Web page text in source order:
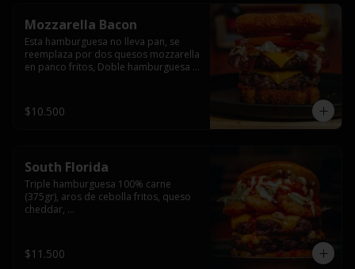
Mozzarella Bacon
Esta hamburguesa no lleva pan, se
reemplaza por dos quesos mozzarella
en panco fritos, Doble hamburguesa
salsa BBQ acompañado de papas
fritas.
$10.500
South Florida
Triple hamburguesa 100% carne
(375gr), aros de cebolla fritos, queso
cheddar,
$11.500